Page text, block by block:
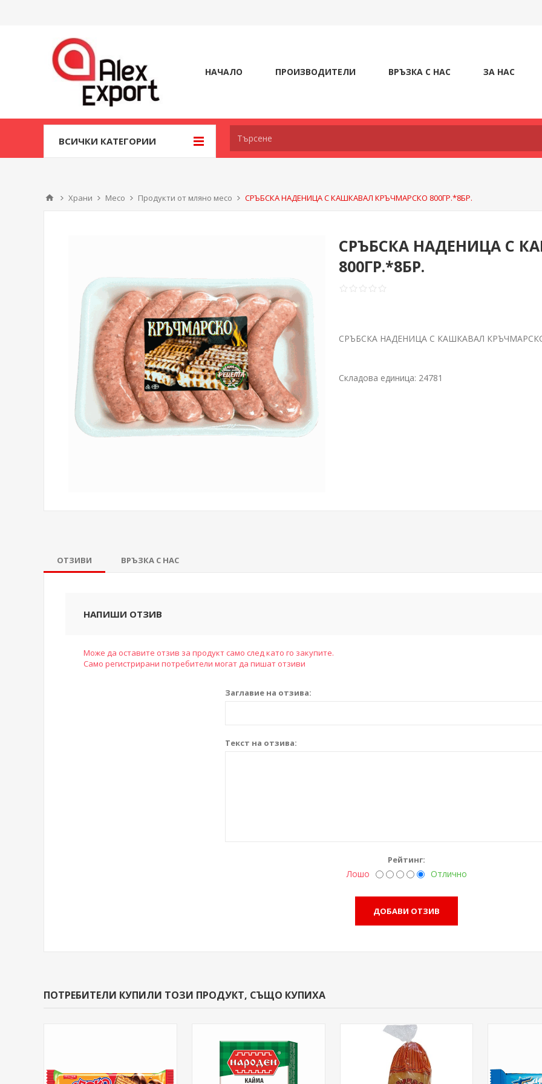
НАЧАЛО ПРОИЗВОДИТЕЛИ ВРЪЗКА С НАС ЗА НАС
ВСИЧКИ КАТЕГОРИИ
Храни Месо Продукти от мляно месо СРЪБСКА НАДЕНИЦА С КАШКАВАЛ КРЪЧМАРСКО 800ГР.*8БР.
СРЪБСКА НАДЕНИЦА С
800ГР.*8БР.
СРЪБСКА НАДЕНИЦА С КАШКАВАЛ
Складова единица: 24781
ОТЗИВИ ВРЪЗКА С НАС
НАПИШИ ОТЗИВ
Може да оставите отзив за продукт само след като го закупите.
Само регистрирани потребители могат да пишат отзиви
Заглавие на отзива:
Текст на отзива:
Рейтинг:
Лошо Отлично
ПОТРЕБИТЕЛИ КУПИЛИ ТОЗИ ПРОДУКТ, СЪЩО КУПИХА